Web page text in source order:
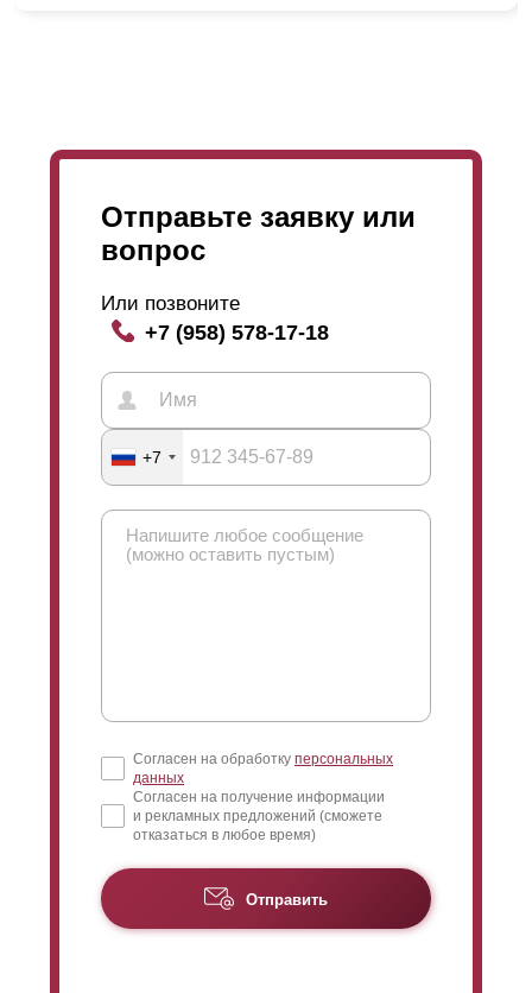
Отправьте заявку или
вопрос
Или позвоните
+7 (958) 578-17-18
+7
Согласен на обработку персональных
данных
Согласен на получение информации
и рекламных предложений (сможете
отказаться в любое время)
Отправить